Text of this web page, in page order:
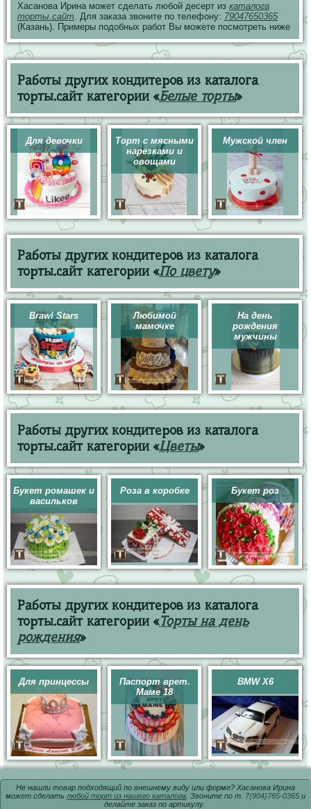
Хасанова Ирина может сделать любой десерт из каталога
торты.сайт. Для заказа звоните по телефону: 79047650365
(Казань). Примеры подобных работ Вы можете посмотреть ниже
Работы других кондитеров из каталога
торты.сайт категории «Белые торты»
Для девочки
Торт с мясными
нарезками и
овощами
Мужской член
Работы других кондитеров из каталога
торты.сайт категории «По цвету»
Brawl Stars
Любимой
мамочке
На день
рождения
мужчины
Работы других кондитеров из каталога
торты.сайт категории «Цветы»
Букет ромашек и
васильков
Роза в коробке Букет роз
Работы других кондитеров из каталога
торты.сайт категории «Торты на день
рождения»
Для принцессы
Паспорт врет.
Маме 18
BMW X6
Не нашли товар подходящий по внешнему виду или форме? Хасанова Ирина
может сделать любой торт из нашего каталога . Звоните по т. 7(904)765-0365 и
делайте заказ по артикулу.